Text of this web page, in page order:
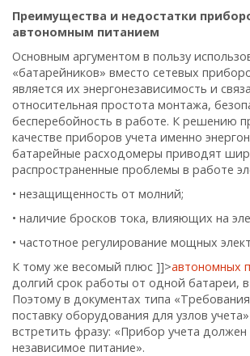
Преимущества и недостатки
автономным питанием
Основным аргументом в пользу
«батарейников» вместо сетевых
является их энергонезависимость и
относительная простота монтажа,
бесперебойность в работе. К решению
качестве приборов учета именно
батарейные расходомеры приводят
распространенные проблемы в работе
• незащищенность от молний;
• наличие бросков тока, влияющих на
• частотное регулирование мощных
К тому же весомый плюс ]]>автономных
долгий срок работы от одной батареи,
Поэтому в документах типа
поставку оборудования для узлов
встретить фразу: «Прибор учета должен
независимое питание».